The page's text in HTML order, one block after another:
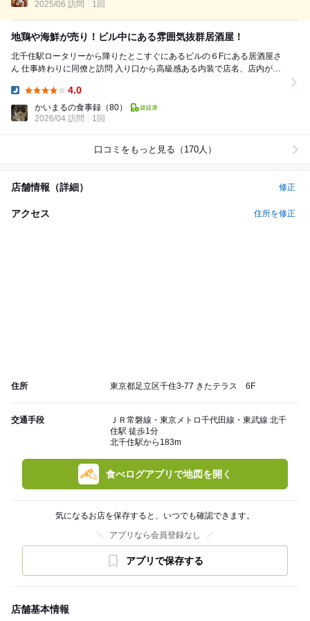
2025/06 訪問 1回
地鶏や海鮮が売り！ビル中にある雰囲気抜群居酒屋！
北千住駅ロータリーから降りたとこすぐにあるビルの６Fにある居酒屋さ
ん 仕事終わりに同僚と訪問 入り口から高級感ある内装で店名、店内がラ
4.0
かいまるの食事録 （80）
2026/04 訪問
1回
口コミをもっと見る（170人）
店舗情報（詳細） 修正
アクセス 住所を修正
住所 東京都足立区千住3-77 きたテラス 6F
交通手段
ＪＲ常磐線・東京メトロ千代田線・東武線 北千
住駅 徒歩1分
北千住駅から183m
食べログアプリで地図を開く
気になるお店を保存すると、いつでも確認できます。
アプリなら会員登録なし
アプリで保存する
店舗基本情報